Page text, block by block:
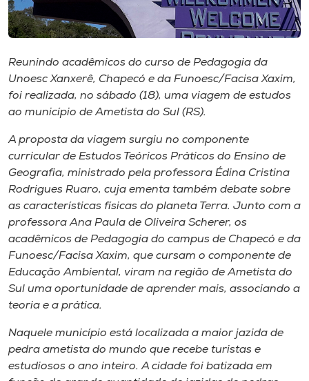
Rádio
Museu
Unoesc
Store
Selecione
o idioma
A+
A-
Reunindo acadêmicos do curso de Pedagogia da
Unoesc Xanxerê, Chapecó e da Funoesc/Facisa Xaxim,
foi realizada, no sábado (18), uma viagem de estudos
ao município de Ametista do Sul (RS).
A proposta da viagem surgiu no componente
curricular de Estudos Teóricos Práticos do Ensino de
Geografia, ministrado pela professora Édina Cristina
Rodrigues Ruaro, cuja ementa também debate sobre
as características físicas do planeta Terra. Junto com a
professora Ana Paula de Oliveira Scherer, os
acadêmicos de Pedagogia do campus de Chapecó e da
Funoesc/Facisa Xaxim, que cursam o componente de
Educação Ambiental, viram na região de Ametista do
Sul uma oportunidade de aprender mais, associando a
teoria e a prática.
Naquele município está localizada a maior jazida de
pedra ametista do mundo que recebe turistas e
estudiosos o ano inteiro. A cidade foi batizada em